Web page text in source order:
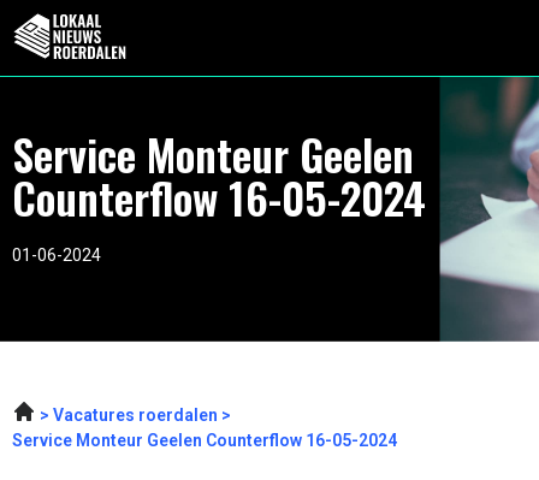
Service Monteur Geelen
Counterflow 16-05-2024
01-06-2024
Vacatures roerdalen
Service Monteur Geelen Counterflow 16-05-2024